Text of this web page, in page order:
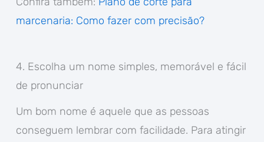
marcenaria: Como fazer com precisão?
4. Escolha um nome simples, memorável e fácil
de pronunciar
Um bom nome é aquele que as pessoas
conseguem lembrar com facilidade. Para atingir